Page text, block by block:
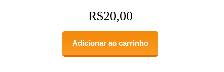
R$20,00
Adicionar ao carrinho